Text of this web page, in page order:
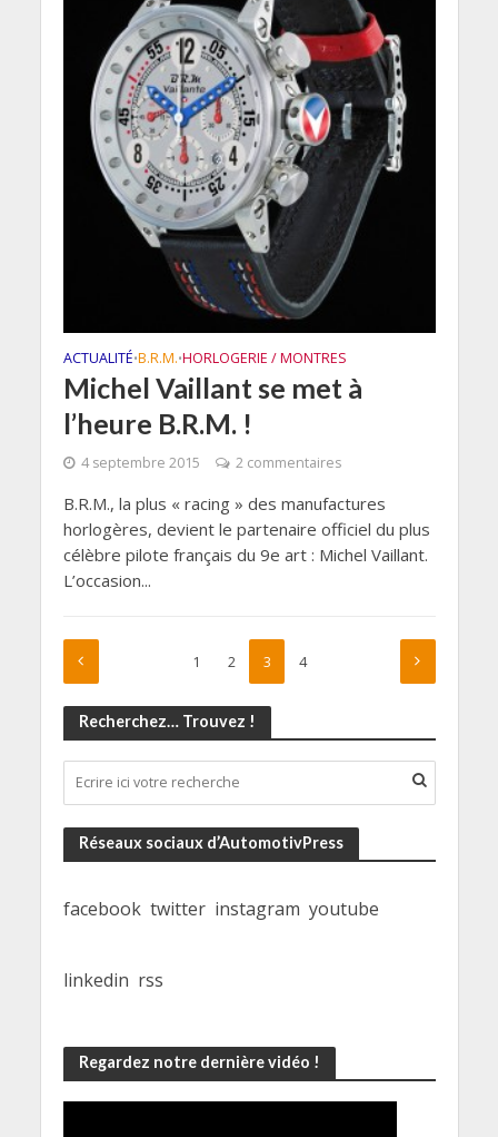
ACTUALITÉ•B.R.M.•HORLOGERIE / MONTRES
Michel Vaillant se met à
l’heure B.R.M. !
4 septembre 2015 2 commentaires
B.R.M., la plus « racing » des manufactures
horlogères, devient le partenaire officiel du plus
célèbre pilote français du 9e art : Michel Vaillant.
L’occasion...
1 2 3 4
Recherchez… Trouvez !
Réseaux sociaux d’AutomotivPress
facebook twitter instagram youtube
linkedin rss
Regardez notre dernière vidéo !